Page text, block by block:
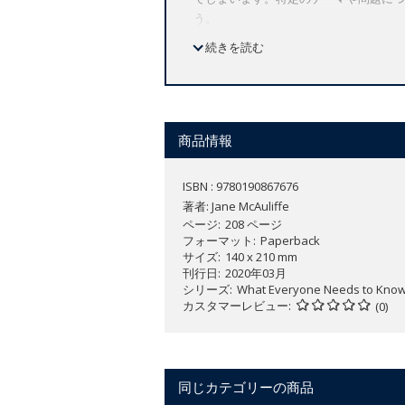
う。
本書は、16億の人々の生活を導く聖
入門書です。クルアーンの起源とは？
Discusses the text's origins,
Written by one of the world's
Millions of non-Muslims know the
know. Many have fallen victim to the
itself is tough to decipher. With no
As for those trying to find out what
A clear, concise introduction to the
interested readers who want to know
続きを読む
商品情報
ISBN : 9780190867676
著者: Jane McAuliffe
ページ 208 ページ
フォーマット
Paperback
サイズ 140 x 210 mm
刊行日 2020年03月
シリーズ What Everyone Needs to
カスタマーレビュー
(0)
同じカテゴリーの商品